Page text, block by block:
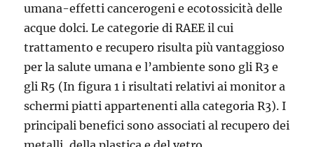
umana-effetti cancerogeni e ecotossicità delle
acque dolci. Le categorie di RAEE il cui
trattamento e recupero risulta più vantaggioso
per la salute umana e l’ambiente sono gli R3 e
gli R5 (In figura 1 i risultati relativi ai monitor a
schermi piatti appartenenti alla categoria R3). I
principali benefici sono associati al recupero dei